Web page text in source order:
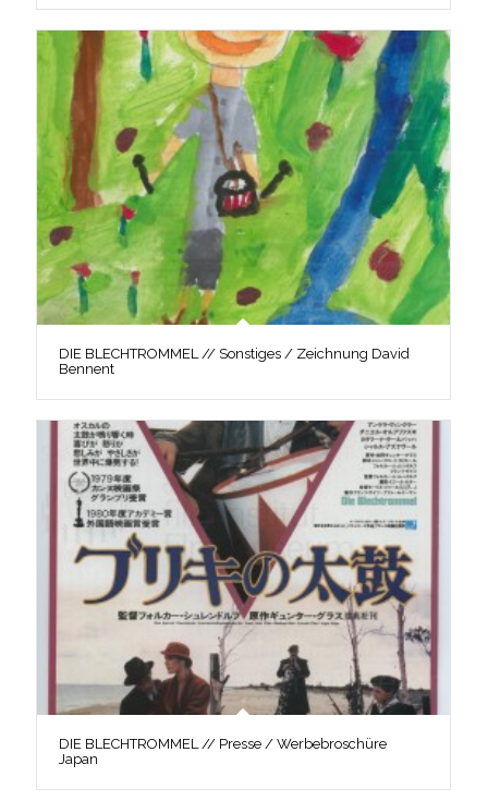
DIE BLECHTROMMEL // Sonstiges / Zeichnung David
Bennent
DIE BLECHTROMMEL // Presse / Werbebroschüre
Japan